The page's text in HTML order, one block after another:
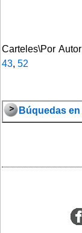
Carteles\Por
43, 52
Búquedas